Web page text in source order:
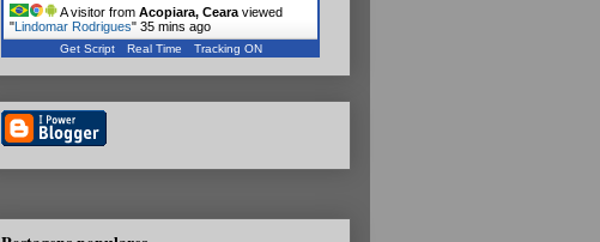
A visitor from Acopiara, Ceara viewed
" Lindomar Rodrigues" 35 mins ago
Get Script Real Time Tracking ON